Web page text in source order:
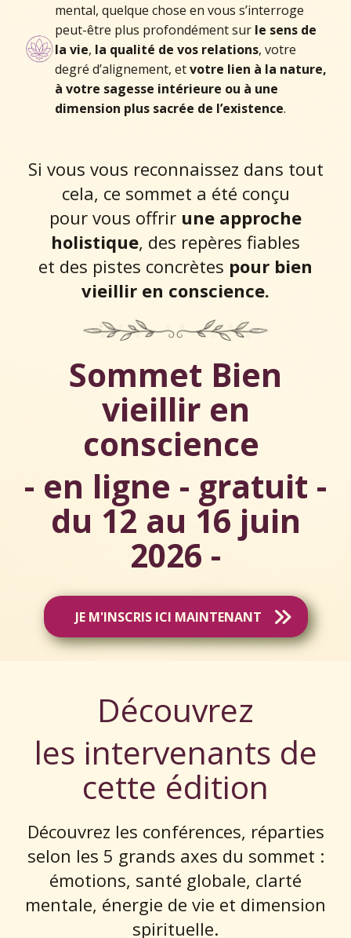
mental, quelque chose en vous s’interroge
peut-être plus profondément sur le sens de
la vie, la qualité de vos relations, votre
degré d’alignement, etvotre lien à la nature,
à votre sagesse intérieure ou à une
dimension plus sacrée de l’existence.
Si vous vous reconnaissez dans tout
cela, ce sommet a été conçu
pour vous offrir une approche
holistique, des repères fiables
et des pistes concrètes pour bien
vieillir en conscience.
Sommet Bien
vieillir en
conscience
- en ligne - gratuit -
du 12 au 16 juin
2026 -
JE M'INSCRIS ICI MAINTENANT
Découvrez
les intervenants de
cette édition
Découvrez les conférences, réparties
selon les 5 grands axes du sommet :
émotions, santé globale, clarté
mentale, énergie de vie et dimension
spirituelle.